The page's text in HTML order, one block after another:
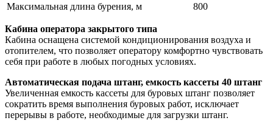
Максимальная длина бурения, м
800
Кабина оператора закрытого типа
Кабина оснащена системой кондиционирования воздуха и
отопителем, что позволяет оператору комфортно чувствовать
себя при работе в любых погодных условиях.
Автоматическая подача штанг, емкость кассеты 40 штанг
Увеличенная емкость кассеты для буровых штанг позволяет
сократить время выполнения буровых работ, исключает
перерывы в работе, необходимые для загрузки штанг.